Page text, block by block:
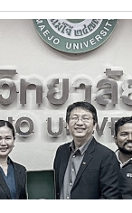
สนุนมหาวิทยาลัยแม่
าความร่วมมือทางวิช